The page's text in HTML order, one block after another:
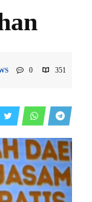
0 351